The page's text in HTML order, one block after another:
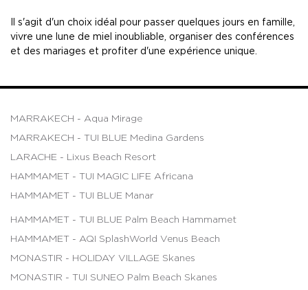
Il s'agit d'un choix idéal pour passer quelques jours en famille,
vivre une lune de miel inoubliable, organiser des conférences
et des mariages et profiter d'une expérience unique.
MARRAKECH - Aqua Mirage
MARRAKECH - TUI BLUE Medina Gardens
LARACHE - Lixus Beach Resort
HAMMAMET - TUI MAGIC LIFE Africana
HAMMAMET - TUI BLUE Manar
HAMMAMET - TUI BLUE Palm Beach Hammamet
HAMMAMET - AQI SplashWorld Venus Beach
MONASTIR - HOLIDAY VILLAGE Skanes
MONASTIR - TUI SUNEO Palm Beach Skanes